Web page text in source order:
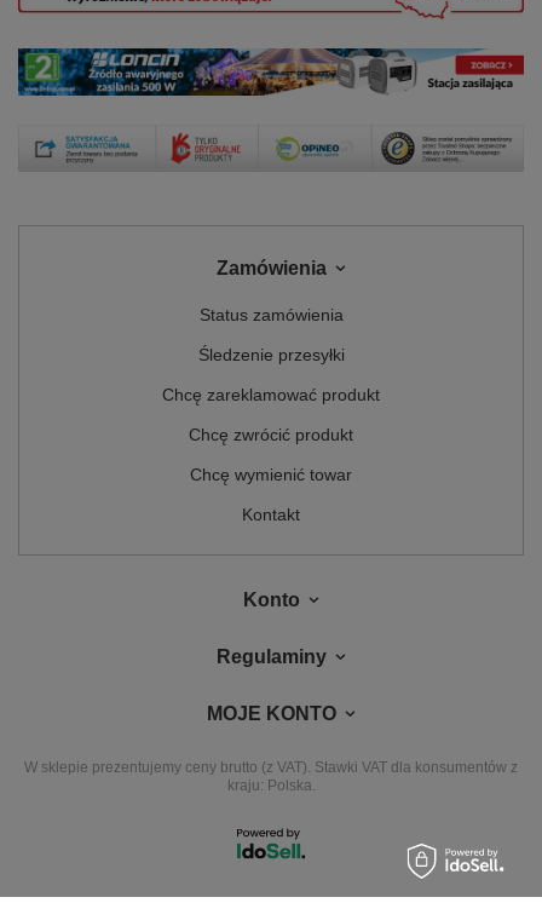
Zamówienia
Status zamówienia
Śledzenie przesyłki
Chcę zareklamować produkt
Chcę zwrócić produkt
Chcę wymienić towar
Kontakt
Konto
Regulaminy
MOJE KONTO
W sklepie prezentujemy ceny brutto (z VAT). Stawki VAT dla konsumentów z
kraju: Polska.